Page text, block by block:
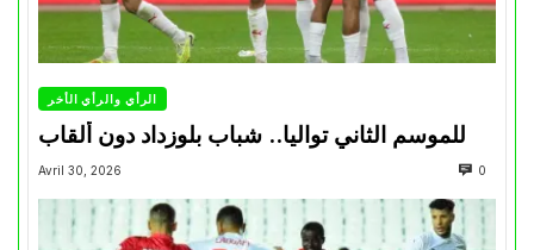
الرأي والرأي الأخر
للموسم الثاني تواليا.. شباب بلوزداد دون ألقاب
Avril 30, 2026 0